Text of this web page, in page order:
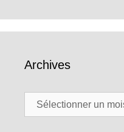
Archives
Archives